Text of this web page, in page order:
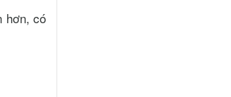
hơn, có